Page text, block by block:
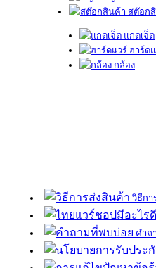
สต๊อก
แกดเจ็ต
ฮาร์ด
กล้อง
วิธีกา
คำถ